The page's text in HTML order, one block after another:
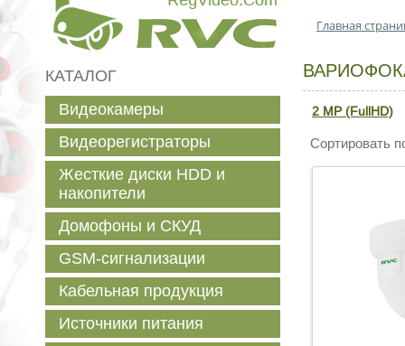
Главная
2 MP (FullHD)
Сортировать
КАТАЛОГ
Видеокамеры
Видеорегистраторы
Жесткие диски HDD и
накопители
Домофоны и СКУД
GSM-сигнализации
Кабельная продукция
Источники питания